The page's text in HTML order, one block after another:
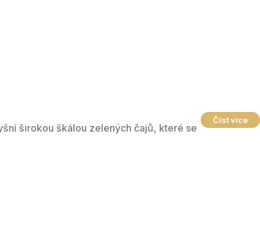
širokou škálou zelených čajů, které se
Číst více